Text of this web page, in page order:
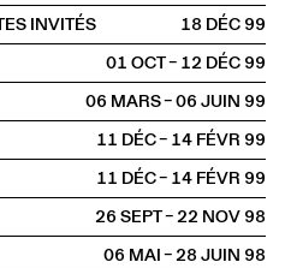
INVITÉS
18 DÉC1999
01 OCT – 12 DÉC1999
06 MARS – 06 JUIN1999
11 DÉC – 14 FÉVR1999
11 DÉC – 14 FÉVR1999
26 SEPT – 22 NOV1998
06 MAI – 28 JUIN1998